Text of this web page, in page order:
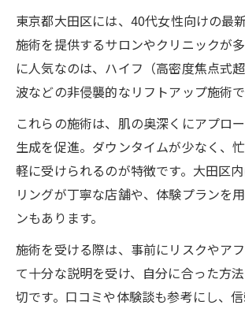
東京都大田区には、40代女性向けの最
施術を提供するサロンやクリニックが
に人気なのは、ハイフ（高密度焦点式
波などの非侵襲的なリフトアップ施術で
これらの施術は、肌の奥深くにアプロ
生成を促進。ダウンタイムが少なく、
軽に受けられるのが特徴です。大田区
リングが丁寧な店舗や、体験プランを
ンもあります。
施術を受ける際は、事前にリスクやア
て十分な説明を受け、自分に合った方
切です。口コミや体験談も参考にし、